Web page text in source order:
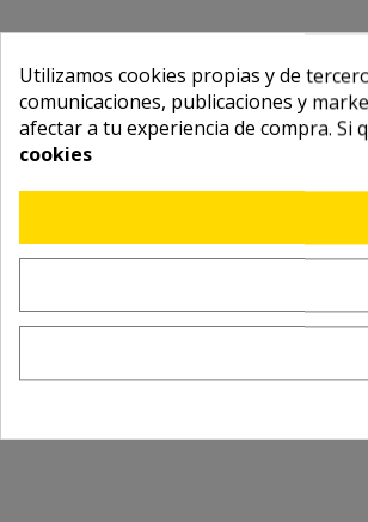
Utilizamos cookies propias y de
comunicaciones, publicaciones y
afectar a tu experiencia de compra.
cookies